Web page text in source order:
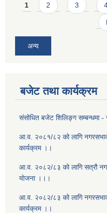
Pages
1 2 3
अन्य
बजेट तथा कार्यक्रम
संसोधित बजेट शिलिङ्ग सम्बन्धमा -
आ.व. २०८१/८२ को लागि
कार्यक्रम ।।
आ.व. २०८२/८३ को लागि सत्रौ
योजना ।।।
आ.व. २०८२/८३ को लागि
कार्यक्रम ।।